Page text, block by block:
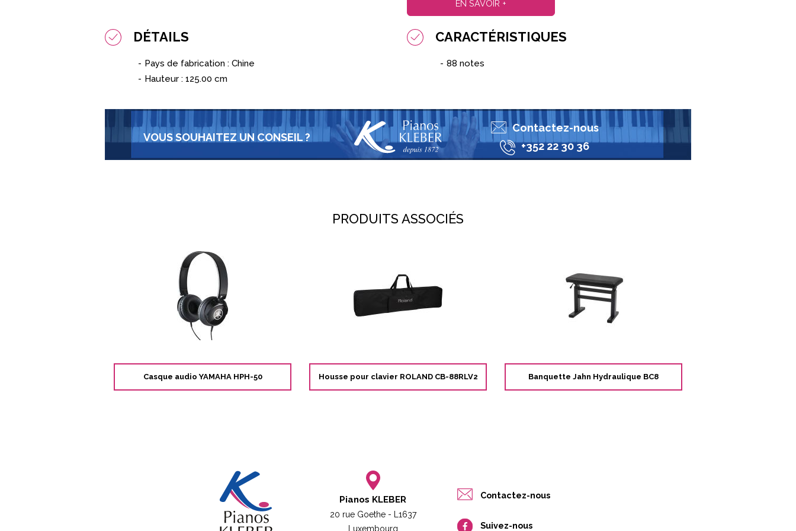
EN SAVOIR +
DÉTAILS
Pays de fabrication : Chine
Hauteur : 125.00 cm
CARACTÉRISTIQUES
88 notes
VOUS SOUHAITEZ UN CONSEIL ?
Contactez-nous
+352 22 30 36
PRODUITS ASSOCIÉS
Casque audio YAMAHA HPH-50 Housse pour clavier ROLAND CB-88RLV2 Banquette Jahn Hydraulique BC8
Pianos KLEBER
20 rue Goethe - L1637
Luxembourg​​
Contactez-nous
Suivez-nous